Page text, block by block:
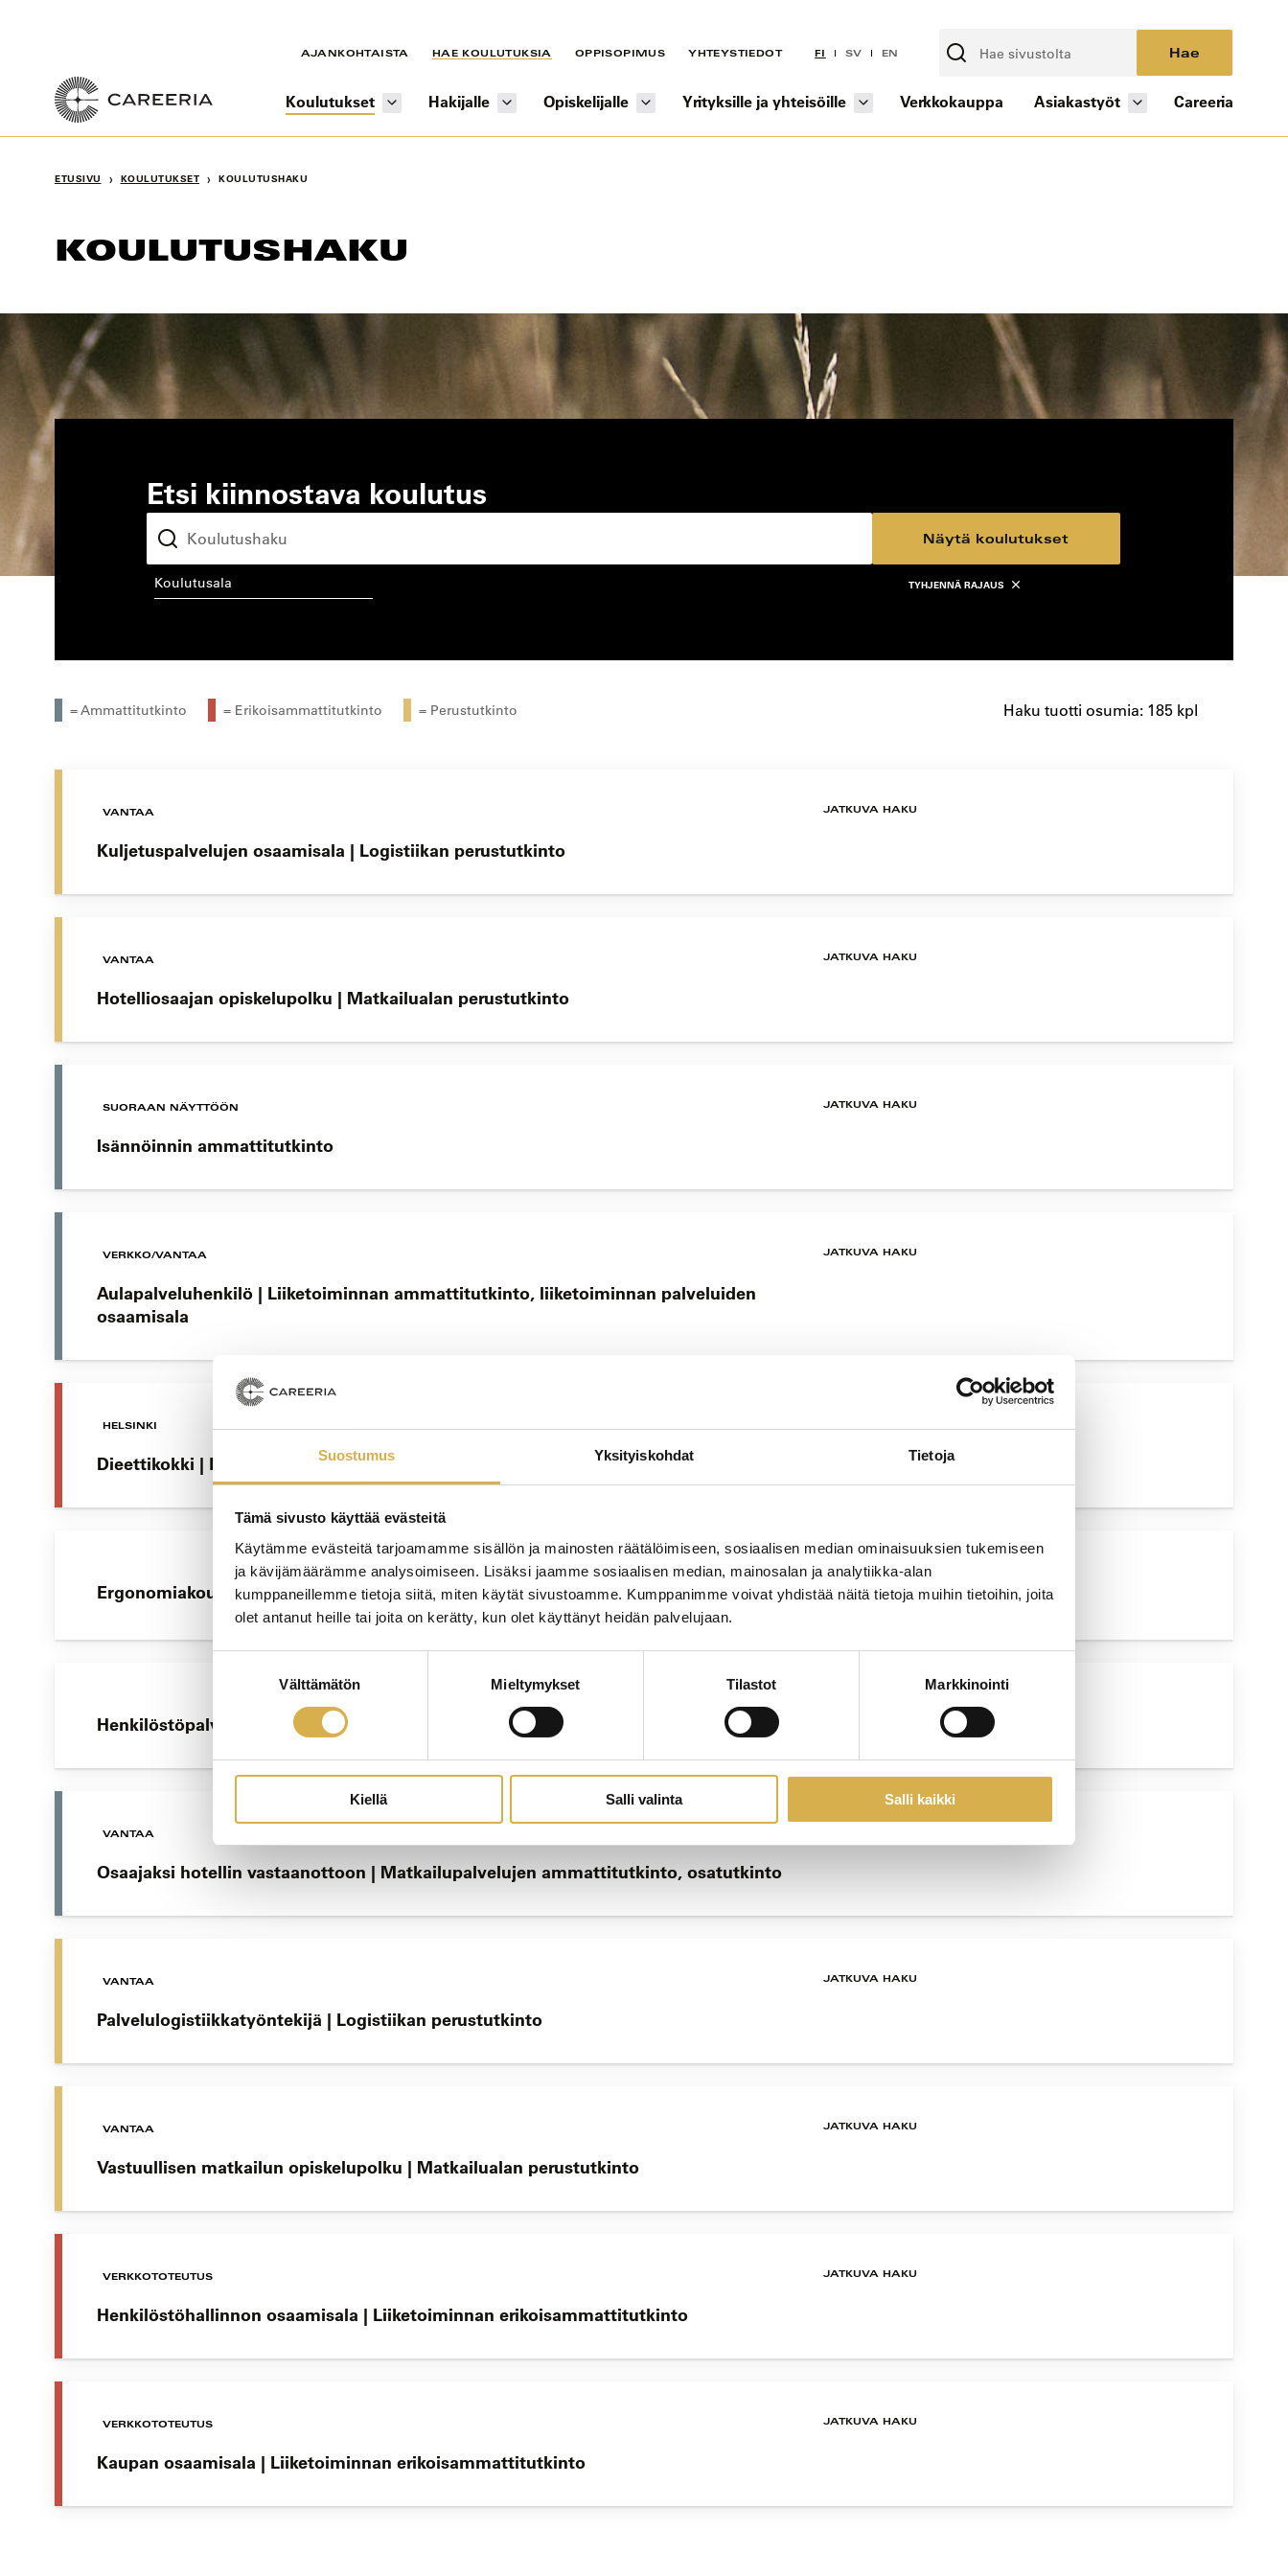
Suostumus Yksityiskohdat Tietoja
Tämä sivusto käyttää evästeitä
Käytämme evästeitä tarjoamamme sisällön ja mainosten räätälöimiseen, sosiaalisen median ominaisuuksien tukemiseen
ja kävijämäärämme analysoimiseen. Lisäksi jaamme sosiaalisen median, mainosalan ja analytiikka-alan
kumppaneillemme tietoja siitä, miten käytät sivustoamme. Kumppanimme voivat yhdistää näitä tietoja muihin tietoihin, joita
olet antanut heille tai joita on kerätty, kun olet käyttänyt heidän palvelujaan.
Välttämätön Mieltymykset Tilastot Markkinointi
Kiellä Salli valinta Salli kaikki
AJANKOHTAISTA HAE KOULUTUKSIA OPPISOPIMUS YHTEYSTIEDOT FI SV EN Hae
Koulutukset Hakijalle Opiskelijalle Yrityksille ja yhteisöille Verkkokauppa Asiakastyöt Careeria
ETUSIVU › KOULUTUKSET › KOULUTUSHAKU
KOULUTUSHAKU
Etsi kiinnostava koulutus
koulutusala
TYHJENNÄ RAJAUS
Näytä koulutukset
= Ammattitutkinto = Erikoisammattitutkinto = Perustutkinto Haku tuotti osumia: 185 kpl
VANTAA
Kuljetuspalvelujen osaamisala | Logistiikan perustutkinto
JATKUVA HAKU
VANTAA
Hotelliosaajan opiskelupolku | Matkailualan perustutkinto
JATKUVA HAKU
SUORAAN NÄYTTÖÖN
Isännöinnin ammattitutkinto
JATKUVA HAKU
VERKKO/VANTAA
Aulapalveluhenkilö | Liiketoiminnan ammattitutkinto, liiketoiminnan palveluiden
osaamisala
JATKUVA HAKU
HELSINKI
Dieettikokki | Erityisruokavaliopalvelujen erikoisammattitutkinto
Ergonomiakoulutusta työyhteisöille
YRITYSKOHTAINEN
Henkilöstöpalvelut | Liiketoiminnan ammattitutkinnon osa
VANTAA
Osaajaksi hotellin vastaanottoon | Matkailupalvelujen ammattitutkinto, osatutkinto
VANTAA
Palvelulogistiikkatyöntekijä | Logistiikan perustutkinto
JATKUVA HAKU
VANTAA
Vastuullisen matkailun opiskelupolku | Matkailualan perustutkinto
JATKUVA HAKU
VERKKOTOTEUTUS
Henkilöstöhallinnon osaamisala | Liiketoiminnan erikoisammattitutkinto
JATKUVA HAKU
VERKKOTOTEUTUS
Kaupan osaamisala | Liiketoiminnan erikoisammattitutkinto
JATKUVA HAKU